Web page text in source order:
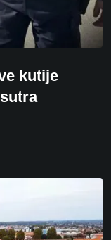
kutije